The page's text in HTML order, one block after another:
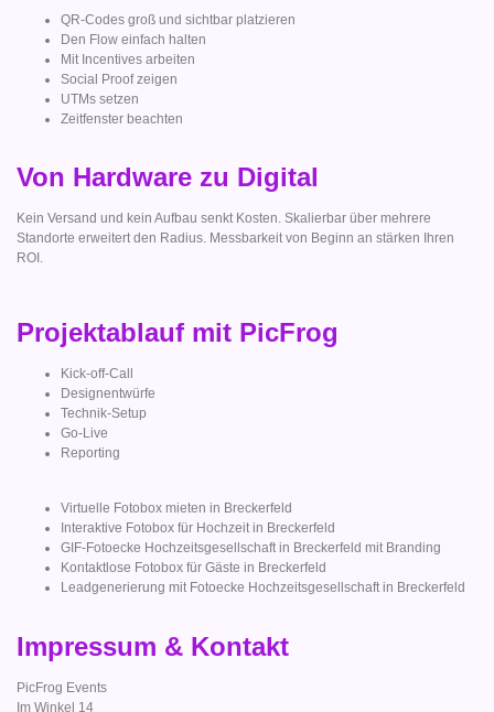
QR-Codes groß und sichtbar platzieren
Den Flow einfach halten
Mit Incentives arbeiten
Social Proof zeigen
UTMs setzen
Zeitfenster beachten
Von Hardware zu Digital
Kein Versand und kein Aufbau senkt Kosten. Skalierbar über mehrere
Standorte erweitert den Radius. Messbarkeit von Beginn an stärken Ihren
ROI.
Projektablauf mit PicFrog
Kick-off-Call
Designentwürfe
Technik-Setup
Go-Live
Reporting
Virtuelle Fotobox mieten in Breckerfeld
Interaktive Fotobox für Hochzeit in Breckerfeld
GIF-Fotoecke Hochzeitsgesellschaft in Breckerfeld mit Branding
Kontaktlose Fotobox für Gäste in Breckerfeld
Leadgenerierung mit Fotoecke Hochzeitsgesellschaft in Breckerfeld
Impressum & Kontakt
PicFrog Events
Im Winkel 14